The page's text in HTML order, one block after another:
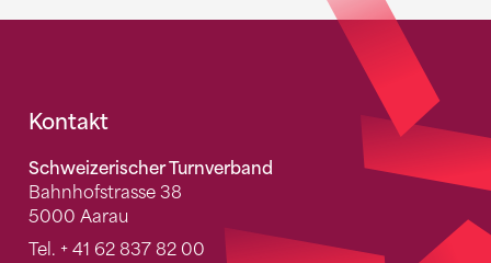
Fusszeile
Kontakt
Schweizerischer Turnverband
Bahnhofstrasse 38
5000 Aarau
Tel. + 41 62 837 82 00